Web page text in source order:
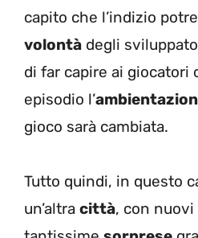
capito che l’indizio
volontà degli
di far capire ai giocatori
episodio l’
gioco sarà cambiata.
Tutto quindi, in questo
un’altra città, con nuovi